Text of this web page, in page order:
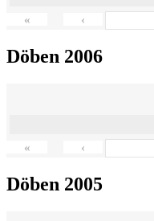
« ‹
Döben 2006
« ‹
Döben 2005